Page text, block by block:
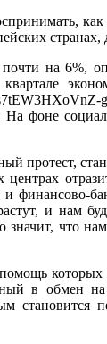
странах,
на 6%,
фоне
протест,
и нам
что
которых
в обмен
становится